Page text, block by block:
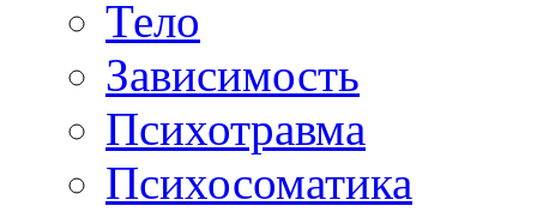
Тело
Зависимость
Психотравма
Психосоматика